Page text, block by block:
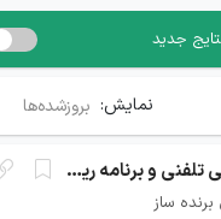
جدید
نمایش: بروزشده‌ها
مشاور تحصیلی تلفنی و برنامه ریزی
ساز